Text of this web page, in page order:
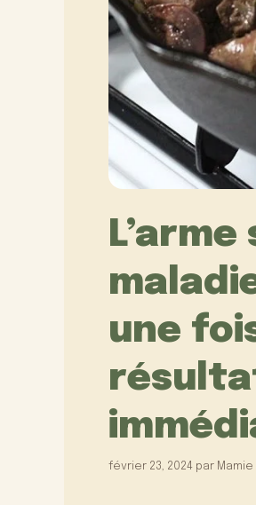
une
février 23, 2024 par